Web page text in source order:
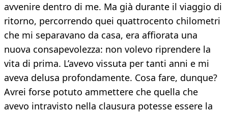
avvenire dentro di me. Ma già durante il viaggio di
ritorno, percorrendo quei quattrocento chilometri
che mi separavano da casa, era affiorata una
nuova consapevolezza: non volevo riprendere la
vita di prima. L’avevo vissuta per tanti anni e mi
aveva delusa profondamente. Cosa fare, dunque?
Avrei forse potuto ammettere che quella che
avevo intravisto nella clausura potesse essere la